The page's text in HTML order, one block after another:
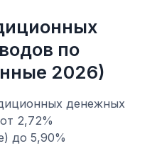
по
2026)
денежных
2,72%
до 5,90%